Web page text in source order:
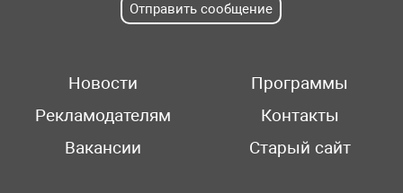
Отправить сообщение
Новости
Программы
Рекламодателям
Контакты
Вакансии
Старый сайт